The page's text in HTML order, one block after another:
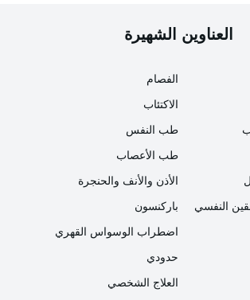
العناوين الشهيرة
الفصام
الاكتئاب
طب النفس
طب الأعصاب
الأذن والأنف والحنجرة
النفسي
باركنسون
اضطراب الوسواس القهري
حدودي
العلاج الشخصي